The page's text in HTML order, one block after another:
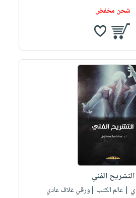
شحن مخفض
التشريح الفني
| عالم الكتب |ورقي غلاف عادي